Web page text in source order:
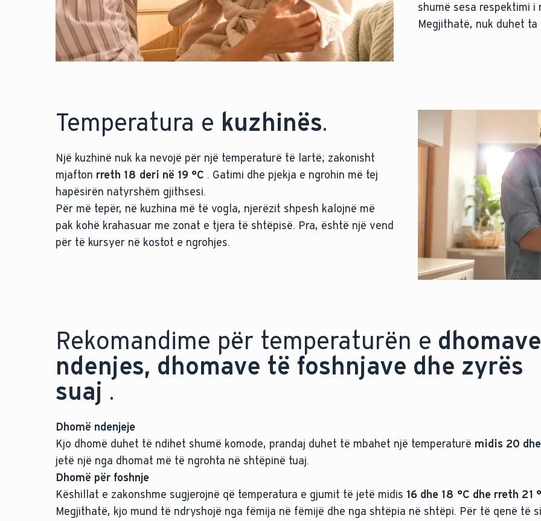
shumë sesa respektimi
Megjithatë, nuk duhet
Temperatura e kuzhinës.
Një kuzhinë nuk ka nevojë për një temperaturë të lartë; zakonisht
mjafton rreth 18 deri në 19 °C . Gatimi dhe pjekja e ngrohin më tej
hapësirën natyrshëm gjithsesi.
Për më tepër, në kuzhina më të vogla, njerëzit shpesh kalojnë më
pak kohë krahasuar me zonat e tjera të shtëpisë. Pra, është një vend
për të kursyer në kostot e ngrohjes.
Rekomandime për temperaturën e
ndenjes, dhomave të foshnjave dhe zyrës
suaj .
Dhomë ndenjeje
Kjo dhomë duhet të ndihet shumë komode, prandaj duhet të mbahet një temperaturë midis 20
jetë një nga dhomat më të ngrohta në shtëpinë tuaj.
Dhomë për foshnje
Këshillat e zakonshme sugjerojnë që temperatura e gjumit të jetë midis 16 dhe 18 °C dhe rreth 21
Megjithatë, kjo mund të ndryshojë nga fëmija në fëmijë dhe nga shtëpia në shtëpi. Për të qenë të